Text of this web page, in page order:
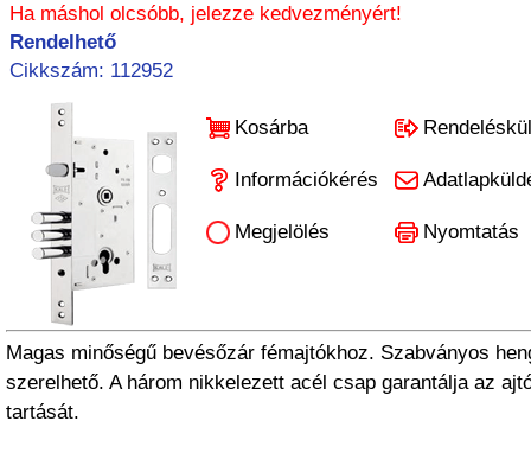
Ha máshol olcsóbb, jelezze kedvezményért!
Rendelhető
Cikkszám: 112952
Kosárba
Információkérés
Megjelölés Nyomtatás
Magas minőségű bevésőzár fémajtókhoz. Szabványos
szerelhető. A három nikkelezett acél csap garantálja az
tartását.